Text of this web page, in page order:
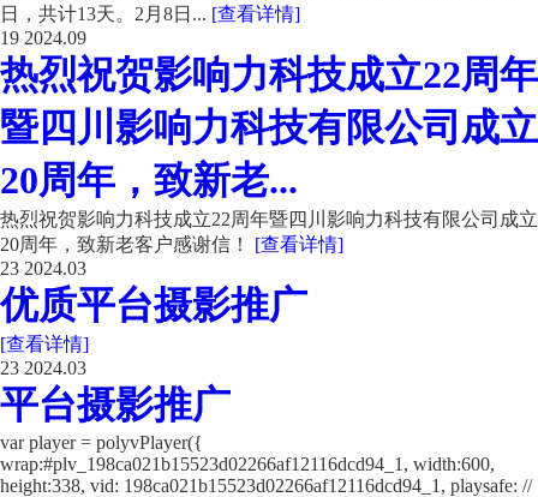
日，共计13天。2月8日... [查看详情]
19 2024.09
热烈祝贺影响力科技成立22周年
暨四川影响力科技有限公司成立
20周年，致新老...
热烈祝贺影响力科技成立22周年暨四川影响力科技有限公司成立
20周年，致新老客户感谢信！ [查看详情]
23 2024.03
优质平台摄影推广
[查看详情]
23 2024.03
平台摄影推广
var player = polyvPlayer({
wrap:#plv_198ca021b15523d02266af12116dcd94_1, width:600,
height:338, vid: 198ca021b15523d02266af12116dcd94_1, playsafe: //